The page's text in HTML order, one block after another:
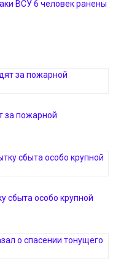
ВСУ 6 человек ранены
за пожарной
сбыта особо крупной